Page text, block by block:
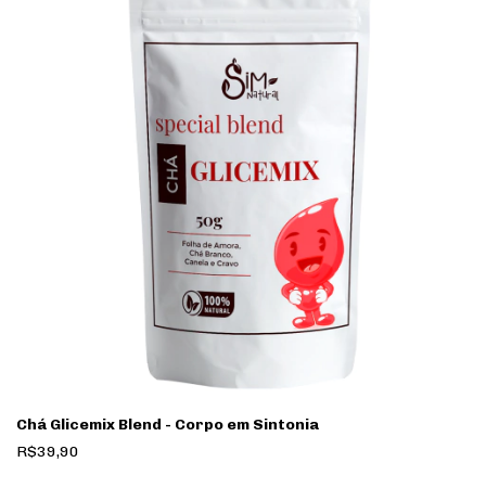
Chá Glicemix Blend - Corpo em Sintonia
R$39,90